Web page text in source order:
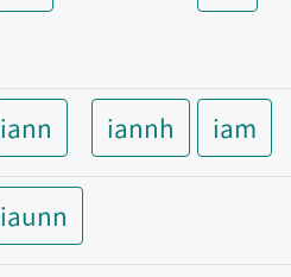
iann iannh iam
iaunn